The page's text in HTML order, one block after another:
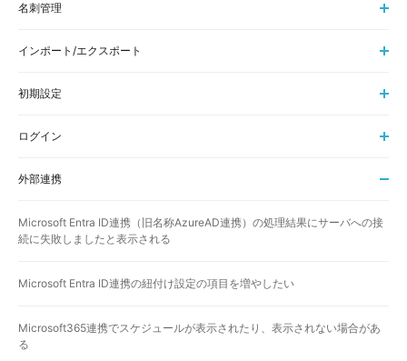
名刺管理
インポート/エクスポート
初期設定
ログイン
外部連携
Microsoft Entra ID連携（旧名称AzureAD連携）の処理結果にサーバへの接
続に失敗しましたと表示される
Microsoft Entra ID連携の紐付け設定の項目を増やしたい
Microsoft365連携でスケジュールが表示されたり、表示されない場合があ
る